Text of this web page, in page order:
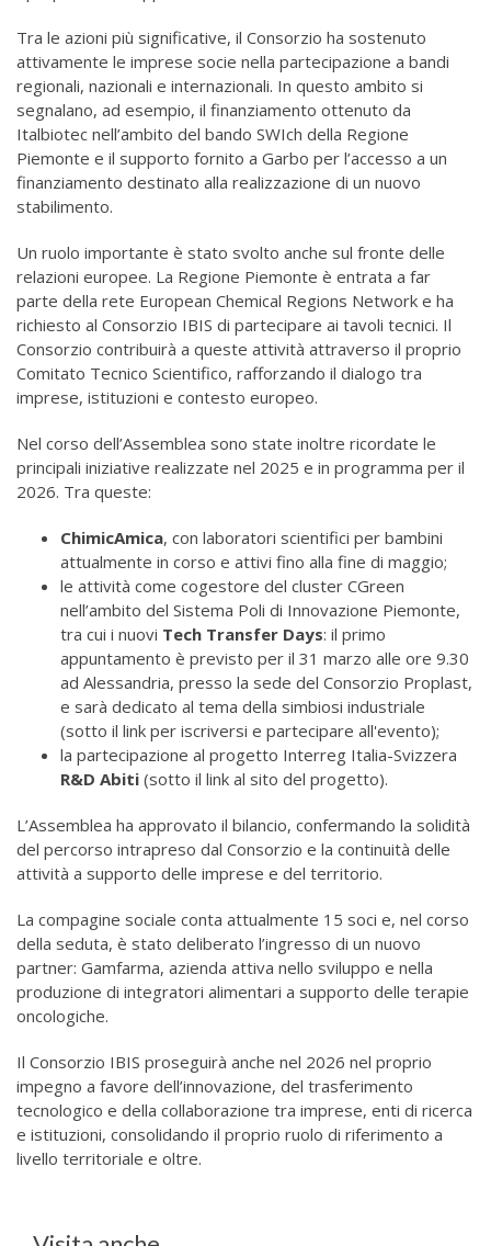
Tra le azioni più significative, il Consorzio ha sostenuto
attivamente le imprese socie nella partecipazione a bandi
regionali, nazionali e internazionali. In questo ambito si
segnalano, ad esempio, il finanziamento ottenuto da
Italbiotec nell’ambito del bando SWIch della Regione
Piemonte e il supporto fornito a Garbo per l’accesso a un
finanziamento destinato alla realizzazione di un nuovo
stabilimento.
Un ruolo importante è stato svolto anche sul fronte delle
relazioni europee. La Regione Piemonte è entrata a far
parte della rete European Chemical Regions Network e ha
richiesto al Consorzio IBIS di partecipare ai tavoli tecnici. Il
Consorzio contribuirà a queste attività attraverso il proprio
Comitato Tecnico Scientifico, rafforzando il dialogo tra
imprese, istituzioni e contesto europeo.
Nel corso dell’Assemblea sono state inoltre ricordate le
principali iniziative realizzate nel 2025 e in programma per il
2026. Tra queste:
ChimicAmica, con laboratori scientifici per bambini
attualmente in corso e attivi fino alla fine di maggio;
le attività come cogestore del cluster CGreen
nell’ambito del Sistema Poli di Innovazione Piemonte,
tra cui i nuovi Tech Transfer Days: il primo
appuntamento è previsto per il 31 marzo alle ore 9.30
ad Alessandria, presso la sede del Consorzio Proplast,
e sarà dedicato al tema della simbiosi industriale
(sotto il link per iscriversi e partecipare all'evento);
la partecipazione al progetto Interreg Italia-Svizzera
R&D Abiti (sotto il link al sito del progetto).
L’Assemblea ha approvato il bilancio, confermando la solidità
del percorso intrapreso dal Consorzio e la continuità delle
attività a supporto delle imprese e del territorio.
La compagine sociale conta attualmente 15 soci e, nel corso
della seduta, è stato deliberato l’ingresso di un nuovo
partner: Gamfarma, azienda attiva nello sviluppo e nella
produzione di integratori alimentari a supporto delle terapie
oncologiche.
Il Consorzio IBIS proseguirà anche nel 2026 nel proprio
impegno a favore dell’innovazione, del trasferimento
tecnologico e della collaborazione tra imprese, enti di ricerca
e istituzioni, consolidando il proprio ruolo di riferimento a
livello territoriale e oltre.